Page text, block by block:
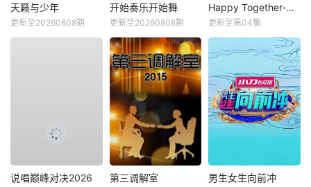
天籁与少年
更新至20260808期
开始奏乐开始舞
更新至20260808期
Happy Together-不是一个人真好
更新至第04集
说唱巅峰对决2026 第三调解室 男生女生向前冲